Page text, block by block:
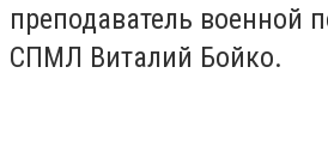
преподаватель военной
СПМЛ Виталий Бойко.